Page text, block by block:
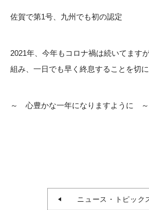
佐賀で第1号、九州でも初の認定
2021年、今年もコロナ禍は続いてます
組み、一日でも早く終息することを切に
～ 心豊かな一年になりますように ～
ニュース・トピック